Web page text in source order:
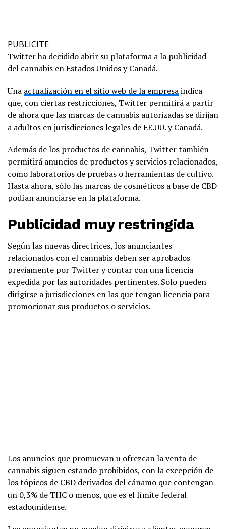
PUBLICITE
Twitter ha decidido abrir su plataforma a la publicidad
del cannabis en Estados Unidos y Canadá.
Una actualización en el sitio web de la empresaindica
que, con ciertas restricciones, Twitter permitirá a partir
de ahora que las marcas de cannabis autorizadas se dirijan
a adultos en jurisdicciones legales de EE.UU. y Canadá.
Además de los productos de cannabis, Twitter también
permitirá anuncios de productos y servicios relacionados,
como laboratorios de pruebas o herramientas de cultivo.
Hasta ahora, sólo las marcas de cosméticos a base de CBD
podían anunciarse en la plataforma.
Publicidad muy restringida
Según las nuevas directrices, los anunciantes
relacionados con el cannabis deben ser aprobados
previamente por Twitter y contar con una licencia
expedida por las autoridades pertinentes. Solo pueden
dirigirse a jurisdicciones en las que tengan licencia para
promocionar sus productos o servicios.
Los anuncios que promuevan u ofrezcan la venta de
cannabis siguen estando prohibidos, con la excepción de
los tópicos de CBD derivados del cáñamo que contengan
un 0,3% de THC o menos, que es el límite federal
estadounidense.